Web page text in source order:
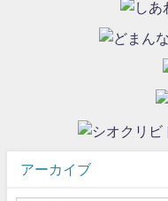
アーカイブ